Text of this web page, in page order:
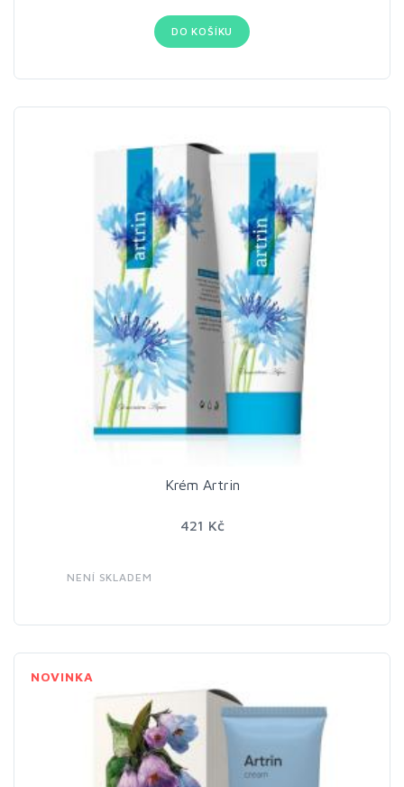
DO KOŠÍKU
Krém Artrin
421 Kč
NENÍ SKLADEM
NOVINKA